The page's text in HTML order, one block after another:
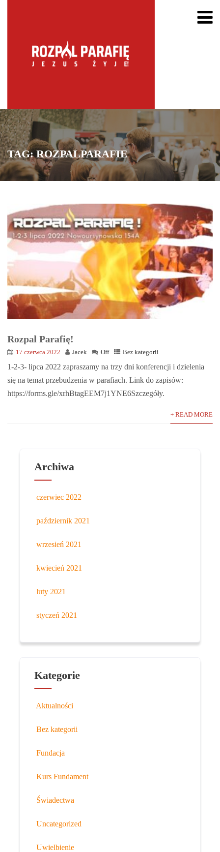
TAG:ROZPALPARAFIE
Rozpal Parafię!
17 czerwca 2022 Jacek Off Bez kategorii
1-2-3- lipca 2022 zapraszamy na trzy dni konferencji i dzielenia
się na temat przebudzenia w parafiach. Link do zapisów:
https://forms.gle/xrhBtagEEM7j1YNE6Szczegóły.
+ READ MORE
Archiwa
czerwiec 2022
październik 2021
wrzesień 2021
kwiecień 2021
luty 2021
styczeń 2021
Kategorie
Aktualności
Bez kategorii
Fundacja
Kurs Fundament
Świadectwa
Uncategorized
Uwielbienie